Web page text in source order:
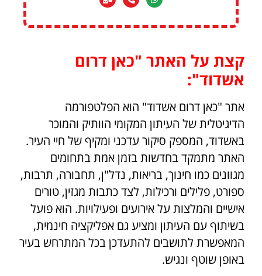
קצת על האתר "כאן דרום
אשדוד":
אתר "כאן דרום אשדוד" הוא הפלטפורמה
הדיגיטלית של העיתון המקומי הוותיק והמוכר
באשדוד, המספק סיקור עדכני ומקיף של חיי העיר.
האתר מתמקד בחדשות בזמן אמת בתחומים
מגוונים כמו חינוך, בריאות, נדל"ן, תחבורה, תרבות,
ספורט, פלילים ורכילות, לצד כתבות מגזין, טורים
אישיים והמלצות על אירועים ופעילויות. הוא פועל
בשיתוף עם העיתון ומציע גם אפליקציה חינמית,
המאפשרת לתושבים להתעדכן בכל המתרחש בעיר
באופן שוטף ונגיש.